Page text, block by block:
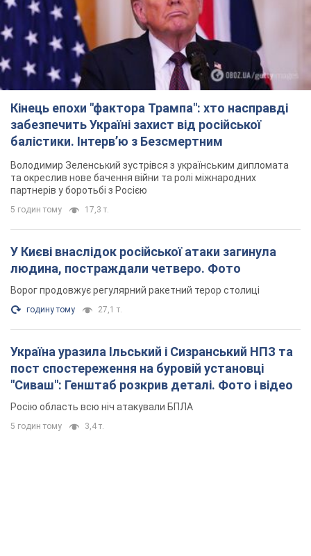
Кінець епохи "фактора Трампа": хто насправді
забезпечить Україні захист від російської
балістики. Інтерв’ю з Безсмертним
Володимир Зеленський зустрівся з українським дипломата
та окреслив нове бачення війни та ролі міжнародних
партнерів у боротьбі з Росією
5 годин тому 17,3 т.
У Києві внаслідок російської атаки загинула
людина, постраждали четверо. Фото
Ворог продовжує регулярний ракетний терор столиці
годину тому 27,1 т.
Україна уразила Ільський і Сизранський НПЗ та
пост спостереження на буровій установці
"Сиваш": Генштаб розкрив деталі. Фото і відео
Росію область всю ніч атакували БПЛА
5 годин тому 3,4 т.